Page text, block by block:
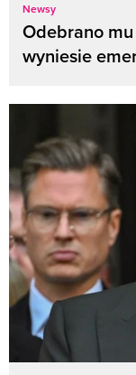
Newsy
Odebrano
wyniesie